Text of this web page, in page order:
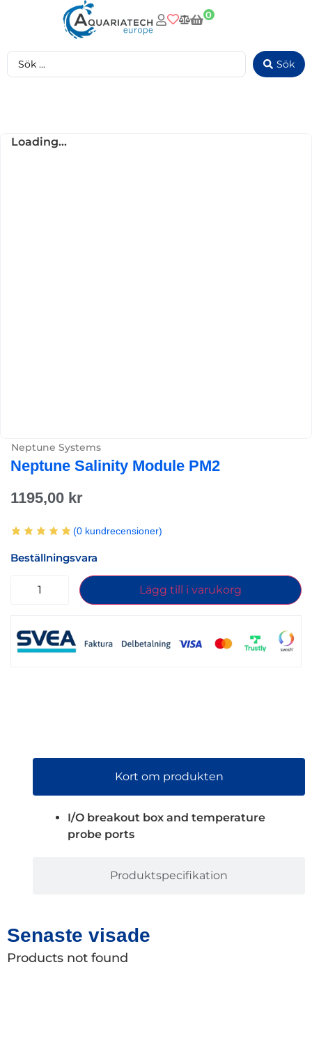
0
Sök
Loading...
Neptune Systems
Neptune Salinity Module PM2
1195,00 kr
(0 kundrecensioner)
Beställningsvara
Lägg till i varukorg
Kort om produkten
Produktspecifikation
I/O breakout box and temperature
probe ports
Senaste visade
Products not found